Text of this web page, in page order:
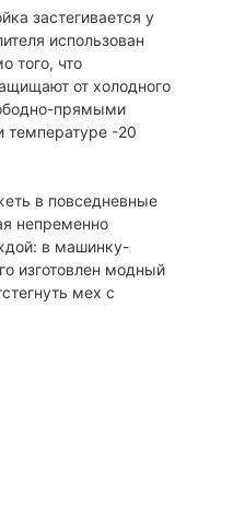
застегивается у
использован
того, что
от холодного
прямыми
температуре -20
в повседневные
непременно
в машинку-
изготовлен модный
мех с